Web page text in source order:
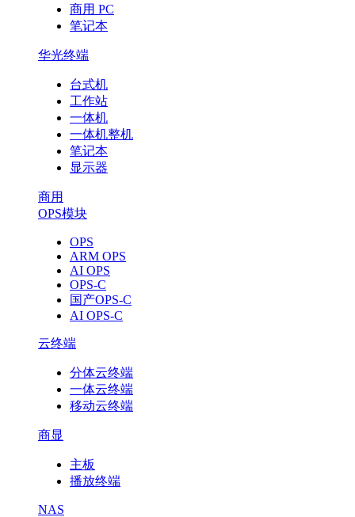
商用 PC
笔记本
华光终端
台式机
工作站
一体机
一体机整机
笔记本
显示器
商用
OPS模块
OPS
ARM OPS
AI OPS
OPS-C
国产OPS-C
AI OPS-C
云终端
分体云终端
一体云终端
移动云终端
商显
主板
播放终端
NAS